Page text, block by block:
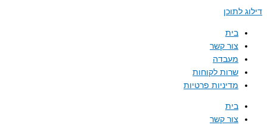
דילוג לתוכן
בית
צור קשר
מעבדה
שרות לקוחות
מדיניות פרטיות
בית
צור קשר